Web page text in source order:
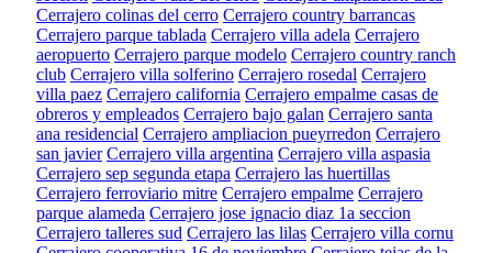
Cerrajero colinas del cerro Cerrajero country barrancas
Cerrajero parque tablada Cerrajero villa adela Cerrajero
aeropuerto Cerrajero parque modelo Cerrajero country ranch
club Cerrajero villa solferino Cerrajero rosedal Cerrajero
villa paez Cerrajero california Cerrajero empalme casas de
obreros y empleados Cerrajero bajo galan Cerrajero santa
ana residencial Cerrajero ampliacion pueyrredon Cerrajero
san javier Cerrajero villa argentina Cerrajero villa aspasia
Cerrajero sep segunda etapa Cerrajero las huertillas
Cerrajero ferroviario mitre Cerrajero empalme Cerrajero
parque alameda Cerrajero jose ignacio diaz 1a seccion
Cerrajero talleres sud Cerrajero las lilas Cerrajero villa cornu